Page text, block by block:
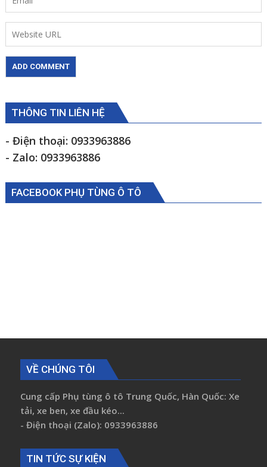
THÔNG TIN LIÊN HỆ
- Điện thoại: 0933963886
- Zalo: 0933963886
FACEBOOK PHỤ TÙNG Ô TÔ
VỀ CHÚNG TÔI
Cung cấp Phụ tùng ô tô Trung Quốc, Hàn Quốc: Xe
tải, xe ben, xe đầu kéo...
- Điện thoại (Zalo): 0933963886
TIN TỨC SỰ KIỆN